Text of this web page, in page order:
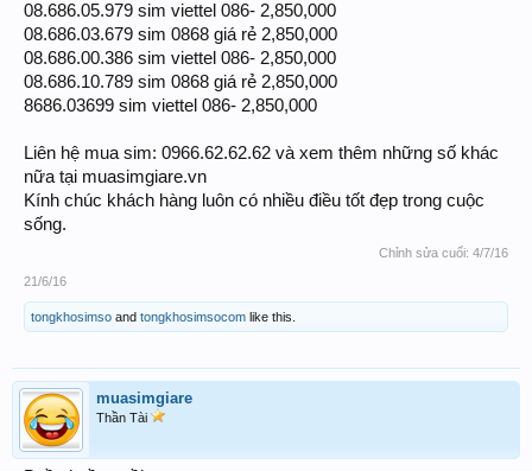
08.686.05.979 sim viettel 086- 2,850,000
08.686.03.679 sim 0868 giá rẻ 2,850,000
08.686.00.386 sim viettel 086- 2,850,000
08.686.10.789 sim 0868 giá rẻ 2,850,000
8686.03699 sim viettel 086- 2,850,000
Liên hệ mua sim: 0966.62.62.62 và xem thêm những số khác
nữa tại muasimgiare.vn
Kính chúc khách hàng luôn có nhiều điều tốt đẹp trong cuộc
sống.
Chỉnh sửa cuối: 4/7/16
21/6/16
tongkhosimso and tongkhosimsocom like this.
muasimgiare
Thần Tài